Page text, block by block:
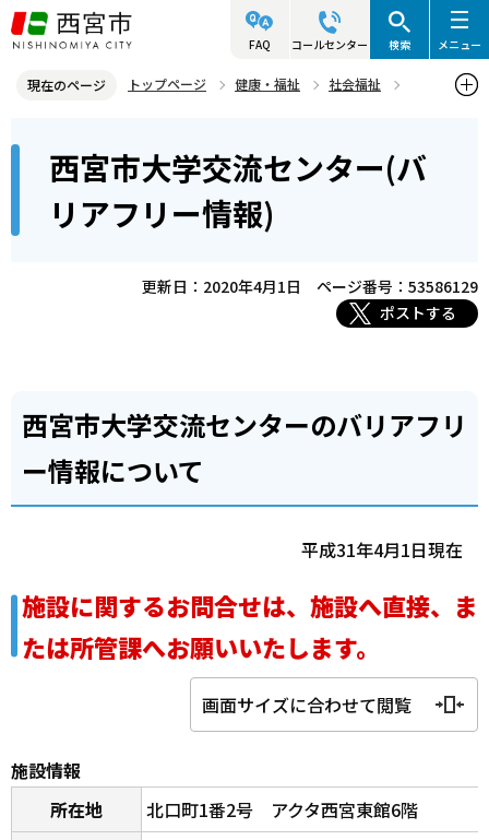
こ
の
ジ
頭
FAQ コールセンター 検索 メニュー
現在のページ トップページ 健康・福祉
社会福祉
西宮市大学交流センター(バリアフリー情報)
西宮市大学交流センター(バ
リアフリー情報)
更新日：2020年4月1日
ページ番号：53586129
ポストする
西宮市大学交流センターのバリアフリ
ー情報について
平成31年4月1日現在
施設に関するお問合せは、施設へ直接、ま
たは所管課へお願いいたします。
画面サイズに合わせて閲覧
施設情報
所在地
北口町1番2号 アクタ西宮東館6階